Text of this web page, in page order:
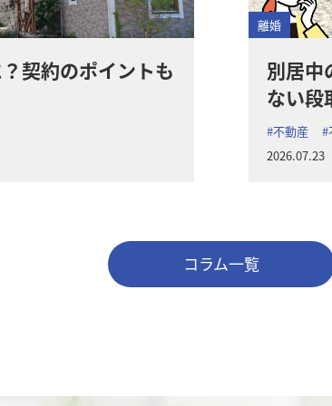
契約のポイントも
離婚
別居中
ない段
#不動産
#
2026.07.23
コラム一覧